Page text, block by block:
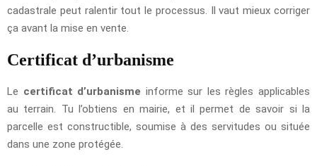
cadastrale peut ralentir tout le processus. Il vaut mieux corriger
ça avant la mise en vente.
Certificat d’urbanisme
Le certificat d’urbanisme informe sur les règles applicables
au terrain. Tu l’obtiens en mairie, et il permet de savoir si la
parcelle est constructible, soumise à des servitudes ou située
dans une zone protégée.